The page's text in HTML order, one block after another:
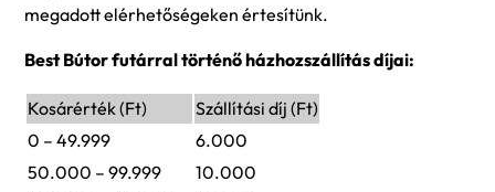
megadott elérhetőségeken értesítünk.
Best Bútor futárral történő házhozszállítás díjai:
Kosárérték (Ft)
Szállítási díj (Ft)
0 – 49.999
6.000
50.000 – 99.999
10.000